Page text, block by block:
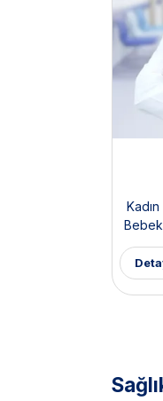
Bebek
PKOS